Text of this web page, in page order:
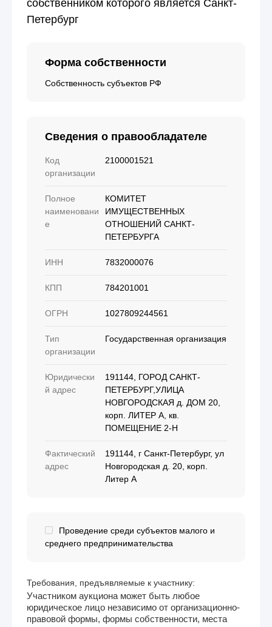
собственником которого является Санкт-
Петербург
Форма собственности
Собственность субъектов РФ
Сведения о правообладателе
Код
организации
2100001521
Полное
наименовани
е
КОМИТЕТ
ИМУЩЕСТВЕННЫХ
ОТНОШЕНИЙ САНКТ-
ПЕТЕРБУРГА
ИНН 7832000076
КПП 784201001
ОГРН 1027809244561
Тип
организации
Государственная организация
Юридически
й адрес
191144, ГОРОД САНКТ-
ПЕТЕРБУРГ,УЛИЦА
НОВГОРОДСКАЯ д. ДОМ 20,
корп. ЛИТЕР А, кв.
ПОМЕЩЕНИЕ 2-Н
Фактический
адрес
191144, г Санкт-Петербург, ул
Новгородская д. 20, корп.
Литер А
Проведение среди субъектов малого и
среднего предпринимательства
Требования, предъявляемые к участнику:
Участником аукциона может быть любое
юридическое лицо независимо от организационно-
правовой формы, формы собственности, места